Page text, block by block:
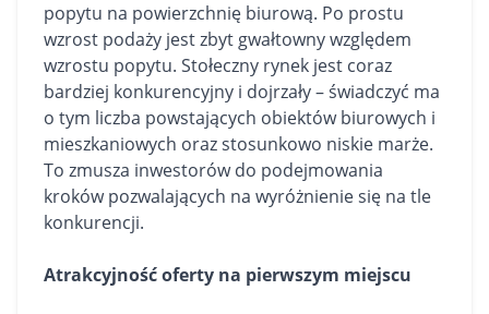
popytu na powierzchnię biurową. Po prostu
wzrost podaży jest zbyt gwałtowny względem
wzrostu popytu. Stołeczny rynek jest coraz
bardziej konkurencyjny i dojrzały – świadczyć ma
o tym liczba powstających obiektów biurowych i
mieszkaniowych oraz stosunkowo niskie marże.
To zmusza inwestorów do podejmowania
kroków pozwalających na wyróżnienie się na tle
konkurencji.
Atrakcyjność oferty na pierwszym miejscu